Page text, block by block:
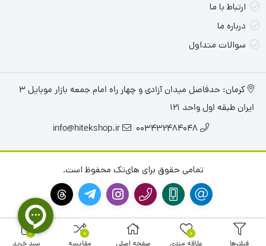
ارتباط با ما
درباره ما
سوالات متداول
کرمان: حدفاصل میدان آزادی و چهار راه امام جمعه بازار موبایل ۳
ایران طبقه اول واحد ۱۲۱
003432484048
info@hitekshop.ir
تمامی حقوق برای های‌تک محفوظ است.
فیلترها
0
علاقه مندی صفحه اصلی
0
مقایسه
0
سبد خرید